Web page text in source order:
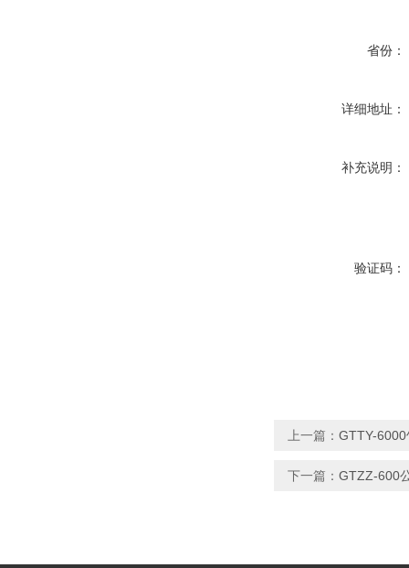
省份：
详细地址：
补充说明：
验证码：
上一篇： GTTY-
下一篇： GTZZ-600